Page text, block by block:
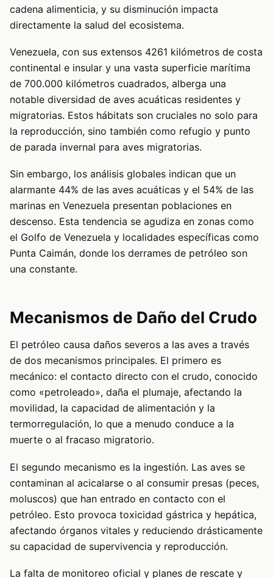
cadena alimenticia, y su disminución impacta
directamente la salud del ecosistema.
Venezuela, con sus extensos 4261 kilómetros de costa
continental e insular y una vasta superficie marítima
de 700.000 kilómetros cuadrados, alberga una
notable diversidad de aves acuáticas residentes y
migratorias. Estos hábitats son cruciales no solo para
la reproducción, sino también como refugio y punto
de parada invernal para aves migratorias.
Sin embargo, los análisis globales indican que un
alarmante 44% de las aves acuáticas y el 54% de las
marinas en Venezuela presentan poblaciones en
descenso. Esta tendencia se agudiza en zonas como
el Golfo de Venezuela y localidades específicas como
Punta Caimán, donde los derrames de petróleo son
una constante.
Mecanismos de Daño del Crudo
El petróleo causa daños severos a las aves a través
de dos mecanismos principales. El primero es
mecánico: el contacto directo con el crudo, conocido
como «petroleado», daña el plumaje, afectando la
movilidad, la capacidad de alimentación y la
termorregulación, lo que a menudo conduce a la
muerte o al fracaso migratorio.
El segundo mecanismo es la ingestión. Las aves se
contaminan al acicalarse o al consumir presas (peces,
moluscos) que han entrado en contacto con el
petróleo. Esto provoca toxicidad gástrica y hepática,
afectando órganos vitales y reduciendo drásticamente
su capacidad de supervivencia y reproducción.
La falta de monitoreo oficial y planes de rescate y